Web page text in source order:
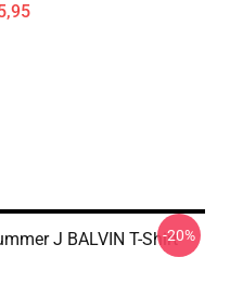
J BALVIN T-Shirt-20%